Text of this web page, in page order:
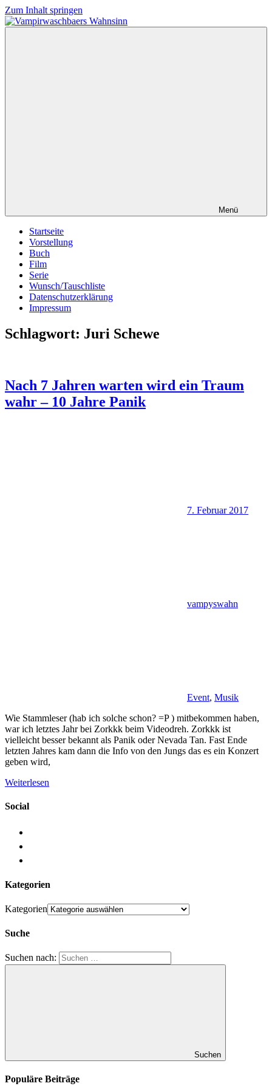
Zum Inhalt springen
Menü
Startseite
Vorstellung
Buch
Film
Serie
Wunsch/Tauschliste
Datenschutzerklärung
Impressum
Schlagwort: Juri Schewe
Nach 7 Jahren warten wird ein Traum
wahr – 10 Jahre Panik
7. Februar 2017
vampyswahn
Event, Musik
Wie Stammleser (hab ich solche schon? =P ) mitbekommen haben,
war ich letztes Jahr bei Zorkkk beim Videodreh. Zorkkk ist
vielleicht besser bekannt als Panik oder Nevada Tan. Fast Ende
letzten Jahres kam dann die Info von den Jungs das es ein Konzert
geben wird,
Weiterlesen
Social
Kategorien
Kategorien
Suche
Suchen nach:
Suchen
Populäre Beiträge